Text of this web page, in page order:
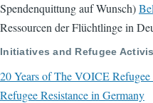
Spendenquittung auf Wunsch)
Ressourcen der Flüchtlinge in
Initiatives and Refugee
20 Years of The VOICE
Refugee Resistance in Germany